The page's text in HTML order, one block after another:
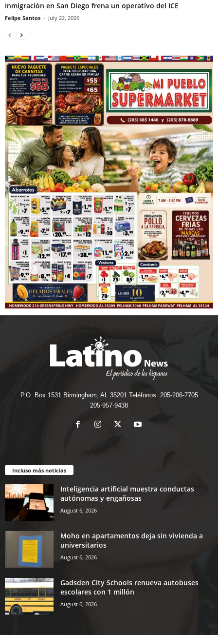
Inmigración en San Diego frena un operativo del ICE
Felipe Santos - July 22, 2026
P.O. Box 1531 Birmingham, AL 35201 Teléfonos: 205-206-7705
205-957-9438
Incluso más noticias
Inteligencia artificial muestra conductas
autónomas y engañosas
August 6, 2026
Moho en apartamentos deja sin vivienda a
universitarios
August 6, 2026
Gadsden City Schools renueva autobuses
escolares con 1 millón
August 6, 2026